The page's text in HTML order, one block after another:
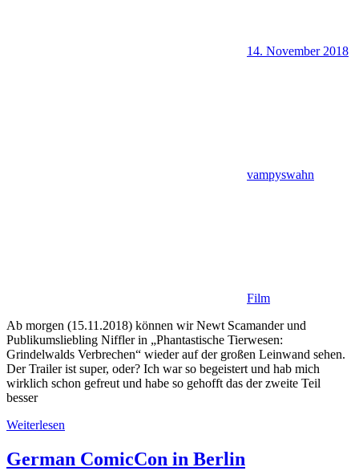
14. November 2018
vampyswahn
Film
Ab morgen (15.11.2018) können wir Newt Scamander und
Publikumsliebling Niffler in „Phantastische Tierwesen:
Grindelwalds Verbrechen“ wieder auf der großen Leinwand sehen.
Der Trailer ist super, oder? Ich war so begeistert und hab mich
wirklich schon gefreut und habe so gehofft das der zweite Teil
besser
Weiterlesen
German ComicCon in Berlin